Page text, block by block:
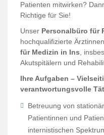
Patienten mitwirken?
Richtige für Sie!
Unser Personalbüro für
hochqualifizierte
für Medizin in Ins ,
Akutspitälern und
Ihre Aufgaben –
verantwortungsvolle
Betreuung von
Patientinnen und
internistischen